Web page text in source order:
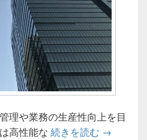
理や業務の生産性向上を目
高性能な 続きを読む 月額で始
→